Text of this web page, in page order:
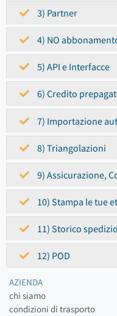
3) Partner
4) NO
5) API e Interfacce
6) Credito
7) Importazione
8) Triangolazioni
9) Assicurazione,
10) Stampa le tue
11) Storico
12) POD
AZIENDA
chi siamo
condizioni di trasporto